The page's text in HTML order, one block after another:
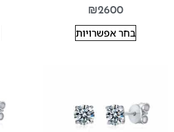
₪2600
בחר אפשרויות